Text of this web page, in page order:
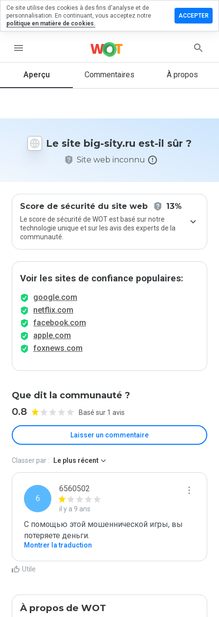
menu
Aperçu Commentaires À propos
Le site big-sity.ru est-il sûr ?
Site web inconnu
Score de sécurité du site web 13%
Le score de sécurité de WOT est basé sur notre
technologie unique et sur les avis des experts de la
communauté.
Voir les sites de confiance populaires:
google.com
netflix.com
facebook.com
apple.com
foxnews.com
Que dit la communauté ?
0.8 Basé sur 1 avis
Laisser un commentaire
un
1 et 5
vous à ce
Classer par : Le plus récent
6
6560502
il y a 9 ans
С помощью этой мошеннической игры, вы
потеряете деньги.
Montrer la traduction
Utile
À propos de WOT
Ce site utilise des cookies à des fins d'analyse et de
personnalisation. En continuant, vous acceptez notre
politique en matière de cookies.
ACCEPTER